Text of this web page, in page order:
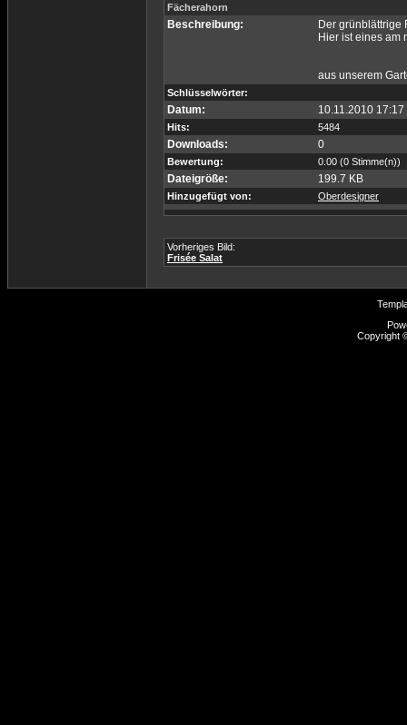
Fächerahorn
Beschreibung:
Der grünblättrige
Hier ist eines am
aus unserem
Schlüsselwörter:
Datum: 10.11.2010 17:17
Hits: 5484
Downloads: 0
Bewertung: 0.00 (0 Stimme(n))
Dateigröße: 199.7 KB
Hinzugefügt von: Oberdesigner
Vorheriges Bild:
Frisée Salat
Copyright